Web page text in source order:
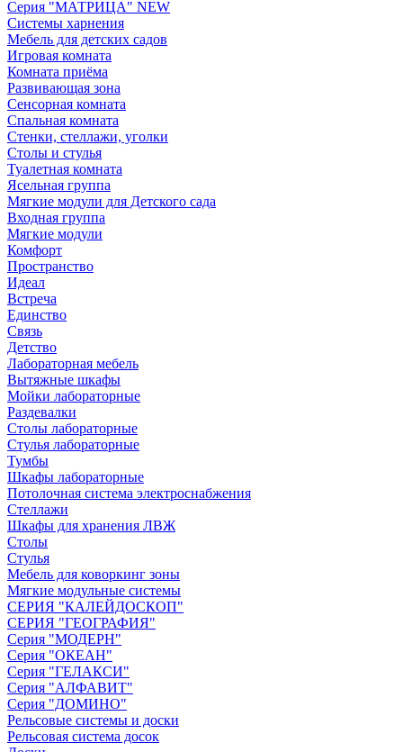
Серия "МАТРИЦА" NEW
Системы харнения
Мебель для детских садов
Игровая комната
Комната приёма
Развивающая зона
Сенсорная комната
Спальная комната
Стенки, стеллажи, уголки
Столы и стулья
Туалетная комната
Ясельная группа
Мягкие модули для Детского сада
Входная группа
Мягкие модули
Комфорт
Пространство
Идеал
Встреча
Единство
Связь
Детство
Лабораторная мебель
Вытяжные шкафы
Мойки лабораторные
Раздевалки
Столы лабораторные
Стулья лабораторные
Тумбы
Шкафы лабораторные
Потолочная система электроснабжения
Стеллажи
Шкафы для хранения ЛВЖ
Столы
Стулья
Мебель для коворкинг зоны
Мягкие модульные системы
СЕРИЯ "КАЛЕЙДОСКОП"
СЕРИЯ "ГЕОГРАФИЯ"
Серия "МОДЕРН"
Серия "ОКЕАН"
Серия "ГЕЛАКСИ"
Серия "АЛФАВИТ"
Серия "ДОМИНО"
Рельсовые системы и доски
Рельсовая система досок